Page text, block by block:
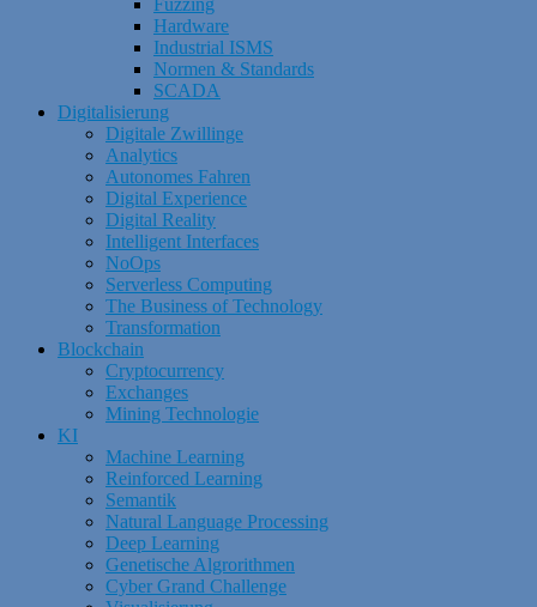
Fuzzing
Hardware
Industrial ISMS
Normen & Standards
SCADA
Digitalisierung
Digitale Zwillinge
Analytics
Autonomes Fahren
Digital Experience
Digital Reality
Intelligent Interfaces
NoOps
Serverless Computing
The Business of Technology
Transformation
Blockchain
Cryptocurrency
Exchanges
Mining Technologie
KI
Machine Learning
Reinforced Learning
Semantik
Natural Language Processing
Deep Learning
Genetische Algrorithmen
Cyber Grand Challenge